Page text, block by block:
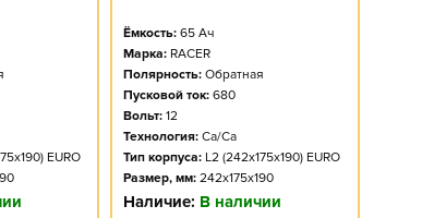
EURO
Ёмкость: 65 Ач
Марка: RACER
Полярность: Обратная
Пусковой ток: 680
Вольт: 12
Технология: Ca/Ca
Тип корпуса: L2 (242x175x190) EURO
Размер, мм: 242x175x190
Наличие: В наличии